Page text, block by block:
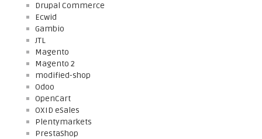
Drupal Commerce
Ecwid
Gambio
JTL
Magento
Magento 2
modified-shop
Odoo
OpenCart
OXID eSales
Plentymarkets
PrestaShop